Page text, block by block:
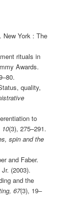
. New York : The
rituals in
Awards.
quality,
to
(3), 275–291.
spin and the
and Faber.
(2003).
and the
67(3), 19–